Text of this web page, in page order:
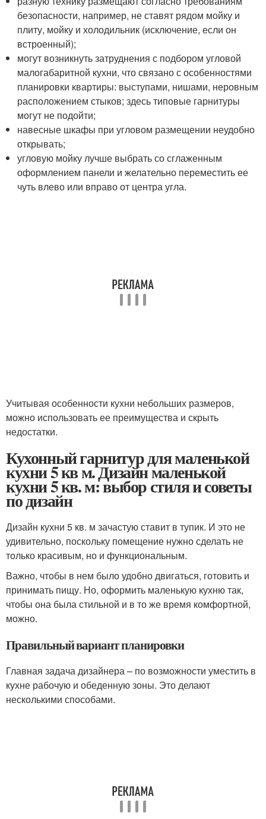
безопасности, например, не ставят рядом мойку и
плиту, мойку и холодильник (исключение, если он
встроенный);
могут возникнуть затруднения с подбором угловой
малогабаритной кухни, что связано с особенностями
планировки квартиры: выступами, нишами, неровным
расположением стыков; здесь типовые гарнитуры
могут не подойти;
навесные шкафы при угловом размещении неудобно
открывать;
угловую мойку лучше выбрать со сглаженным
оформлением панели и желательно переместить ее
чуть влево или вправо от центра угла.
Учитывая особенности кухни небольших размеров,
можно использовать ее преимущества и скрыть
недостатки.
Кухонный гарнитур для маленькой
кухни 5 кв м. Дизайн маленькой
кухни 5 кв. м: выбор стиля и советы
по дизайн
Дизайн кухни 5 кв. м зачастую ставит в тупик. И это не
удивительно, поскольку помещение нужно сделать не
только красивым, но и функциональным.
Важно, чтобы в нем было удобно двигаться, готовить и
принимать пищу. Но, оформить маленькую кухню так,
чтобы она была стильной и в то же время комфортной,
можно.
Правильный вариант планировки
Главная задача дизайнера – по возможности уместить в
кухне рабочую и обеденную зоны. Это делают
несколькими способами.